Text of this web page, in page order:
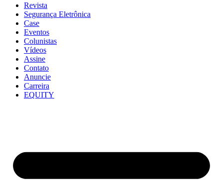
Revista
Segurança Eletrônica
Case
Eventos
Colunistas
Vídeos
Assine
Contato
Anuncie
Carreira
EQUITY